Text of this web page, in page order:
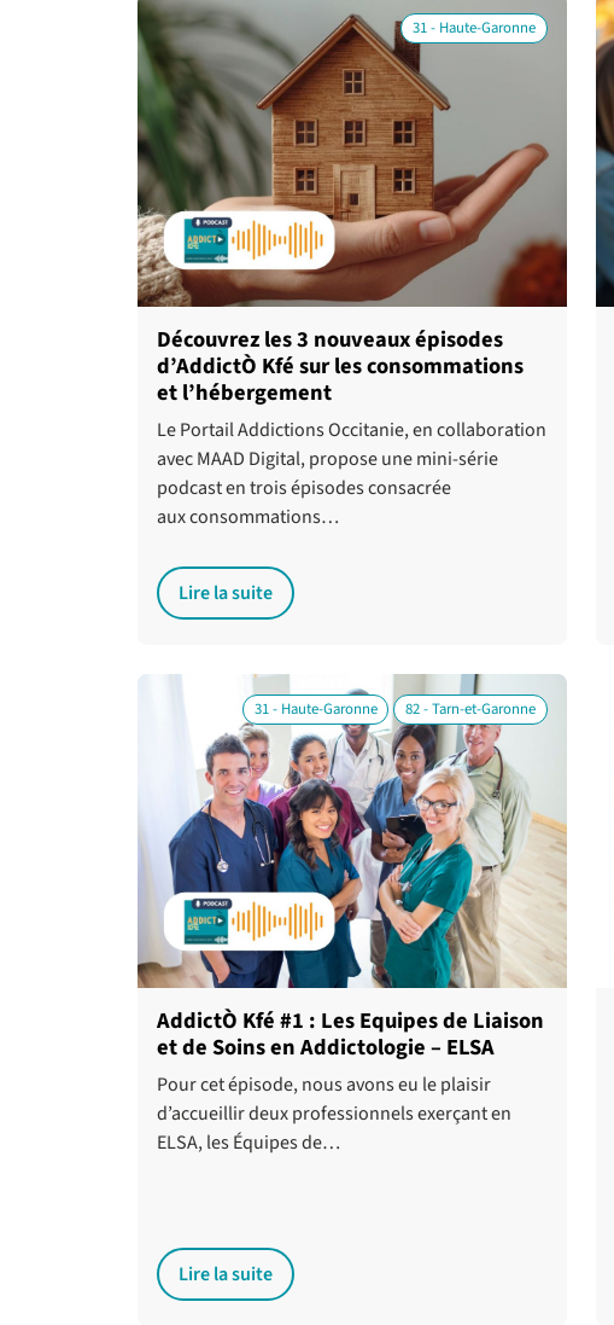
31 - Haute-Garonne
Découvrez les 3 nouveaux épisodes
d’AddictÒ Kfé sur les consommations
et l’hébergement
Le Portail Addictions Occitanie, en collaboration
avec MAAD Digital, propose une mini-série
podcast en trois épisodes consacrée
aux consommations…
Lire la suite
31 - Haute-Garonne 82 - Tarn-et-Garonne
AddictÒ Kfé #1 : Les Equipes de Liaison
et de Soins en Addictologie – ELSA
Pour cet épisode, nous avons eu le plaisir
d’accueillir deux professionnels exerçant en
ELSA, les Équipes de…
Lire la suite